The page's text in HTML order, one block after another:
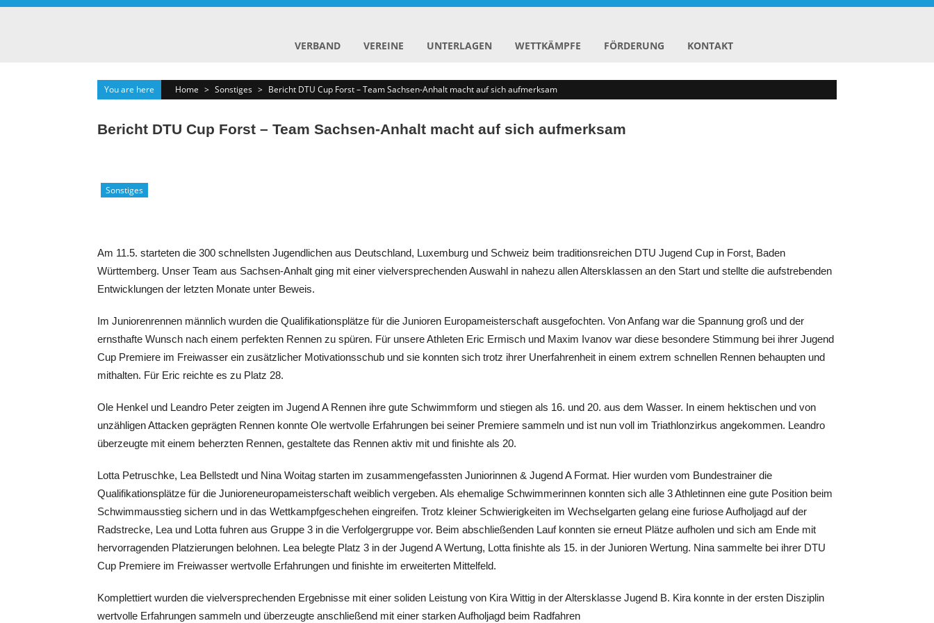
Skip
VERBAND VEREINE UNTERLAGEN WETTKÄMPFE FÖRDERUNG KONTAKT
You are here Home > Sonstiges > Bericht DTU Cup Forst – Team Sachsen-Anhalt macht auf sich aufmerksam
Bericht DTU Cup Forst – Team Sachsen-Anhalt macht auf sich aufmerksam
Sonstiges
Am 11.5. starteten die 300 schnellsten Jugendlichen aus Deutschland, Luxemburg und Schweiz beim traditionsreichen DTU Jugend Cup in Forst, Baden
Württemberg. Unser Team aus Sachsen-Anhalt ging mit einer vielversprechenden Auswahl in nahezu allen Altersklassen an den Start und stellte die aufstrebenden
Entwicklungen der letzten Monate unter Beweis.
Im Juniorenrennen männlich wurden die Qualifikationsplätze für die Junioren Europameisterschaft ausgefochten. Von Anfang war die Spannung groß und der
ernsthafte Wunsch nach einem perfekten Rennen zu spüren. Für unsere Athleten Eric Ermisch und Maxim Ivanov war diese besondere Stimmung bei ihrer Jugend
Cup Premiere im Freiwasser ein zusätzlicher Motivationsschub und sie konnten sich trotz ihrer Unerfahrenheit in einem extrem schnellen Rennen behaupten und
mithalten. Für Eric reichte es zu Platz 28.
Ole Henkel und Leandro Peter zeigten im Jugend A Rennen ihre gute Schwimmform und stiegen als 16. und 20. aus dem Wasser. In einem hektischen und von
unzähligen Attacken geprägten Rennen konnte Ole wertvolle Erfahrungen bei seiner Premiere sammeln und ist nun voll im Triathlonzirkus angekommen. Leandro
überzeugte mit einem beherzten Rennen, gestaltete das Rennen aktiv mit und finishte als 20.
Lotta Petruschke, Lea Bellstedt und Nina Woitag starten im zusammengefassten Juniorinnen & Jugend A Format. Hier wurden vom Bundestrainer die
Qualifikationsplätze für die Junioreneuropameisterschaft weiblich vergeben. Als ehemalige Schwimmerinnen konnten sich alle 3 Athletinnen eine gute Position beim
Schwimmausstieg sichern und in das Wettkampfgeschehen eingreifen. Trotz kleiner Schwierigkeiten im Wechselgarten gelang eine furiose Aufholjagd auf der
Radstrecke, Lea und Lotta fuhren aus Gruppe 3 in die Verfolgergruppe vor. Beim abschließenden Lauf konnten sie erneut Plätze aufholen und sich am Ende mit
hervorragenden Platzierungen belohnen. Lea belegte Platz 3 in der Jugend A Wertung, Lotta finishte als 15. in der Junioren Wertung. Nina sammelte bei ihrer DTU
Cup Premiere im Freiwasser wertvolle Erfahrungen und finishte im erweiterten Mittelfeld.
Komplettiert wurden die vielversprechenden Ergebnisse mit einer soliden Leistung von Kira Wittig in der Altersklasse Jugend B. Kira konnte in der ersten Disziplin
wertvolle Erfahrungen sammeln und überzeugte anschließend mit einer starken Aufholjagd beim Radfahren